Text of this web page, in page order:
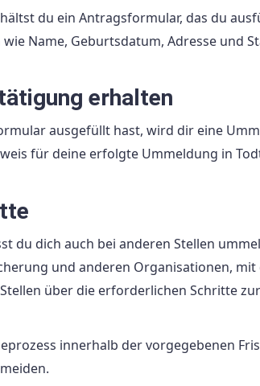
du ein Antragsformular, das du
Name, Geburtsdatum, Adresse und
erhalten
ausgefüllt hast, wird dir eine
für deine erfolgte Ummeldung in
du dich auch bei anderen Stellen
und anderen Organisationen,
über die erforderlichen Schritte
innerhalb der vorgegebenen